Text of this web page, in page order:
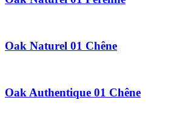
Oak Naturel 01 Chêne
Oak Authentique 01 Chêne